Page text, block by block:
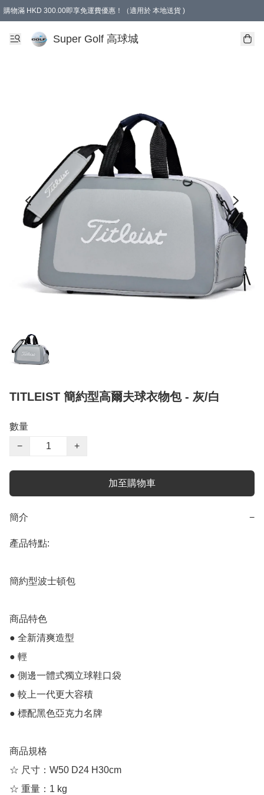
購物滿 HKD 300.00即享免運費優惠！（適用於 本地送貨 )
Super Golf 高球城
TITLEIST 簡約型高爾夫球衣物包 - 灰/白
數量
−
+
加至購物車
簡介 −
產品特點:
簡約型波士頓包
商品特色
● 全新清爽造型
● 輕
● 側邊一體式獨立球鞋口袋
● 較上一代更大容積
● 標配黑色亞克力名牌
商品規格
☆ 尺寸：W50 D24 H30cm
☆ 重量：1 kg